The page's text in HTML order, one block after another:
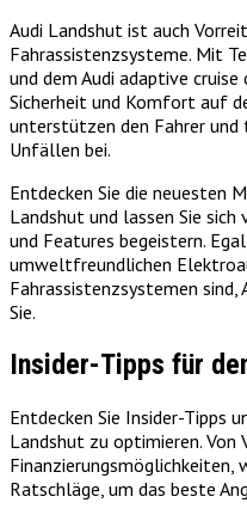
Audi Landshut ist auch
Fahrassistenzsysteme. Mit
und dem Audi adaptive
Sicherheit und Komfort auf
unterstützen den Fahrer und
Unfällen bei.
Entdecken Sie die neuesten
Landshut und lassen Sie
und Features begeistern.
umweltfreundlichen
Fahrassistenzsystemen sind,
Sie.
Insider-Tipps für
Entdecken Sie Insider-Tipps
Landshut zu optimieren. Von
Ratschläge, um das beste